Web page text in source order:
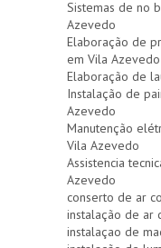
Sistemas de no
Azevedo
Elaboração de
em Vila Azevedo
Elaboração de
Instalação de
Azevedo
Manutenção
Vila Azevedo
Assistencia
Azevedo
conserto de ar
instalação de ar
instalaçao de